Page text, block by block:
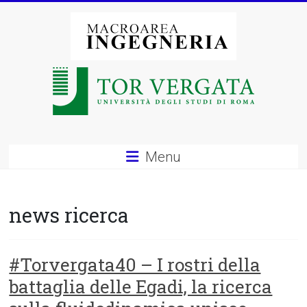
Macroarea
degli
di
Roma
Menu
news ricerca
#Torvergata40 – I rostri della
battaglia delle Egadi, la ricerca